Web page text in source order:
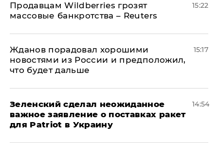
Продавцам Wildberries грозят
массовые банкротства – Reuters
15:22
Жданов порадовал хорошими
новостями из России и предположил,
что будет дальше
15:17
Зеленский сделал неожиданное
важное заявление о поставках ракет
для Patriot в Украину
14:54